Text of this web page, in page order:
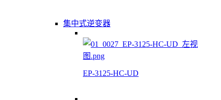
集中式逆变器
EP-3125-HC-UD